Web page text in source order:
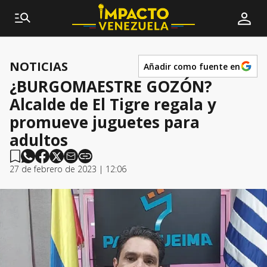
NOTICIAS Añadir como fuente en
¿BURGOMAESTRE GOZÓN?
Alcalde de El Tigre regala y
promueve juguetes para
adultos
27 de febrero de 2023 | 12:06